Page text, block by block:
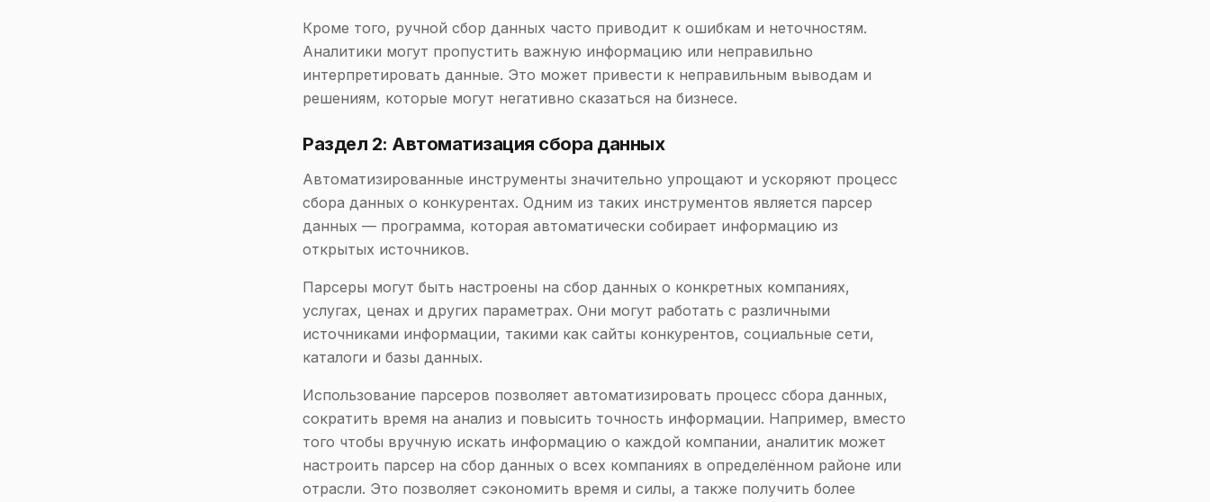
Кроме того, ручной сбор данных часто приводит к ошибкам и неточностям.
Аналитики могут пропустить важную информацию или неправильно
интерпретировать данные. Это может привести к неправильным выводам и
решениям, которые могут негативно сказаться на бизнесе.
Раздел 2: Автоматизация сбора данных
Автоматизированные инструменты значительно упрощают и ускоряют процесс
сбора данных о конкурентах. Одним из таких инструментов является парсер
данных — программа, которая автоматически собирает информацию из
открытых источников.
Парсеры могут быть настроены на сбор данных о конкретных компаниях,
услугах, ценах и других параметрах. Они могут работать с различными
источниками информации, такими как сайты конкурентов, социальные сети,
каталоги и базы данных.
Использование парсеров позволяет автоматизировать процесс сбора данных,
сократить время на анализ и повысить точность информации. Например, вместо
того чтобы вручную искать информацию о каждой компании, аналитик может
настроить парсер на сбор данных о всех компаниях в определённом районе или
отрасли. Это позволяет сэкономить время и силы, а также получить более